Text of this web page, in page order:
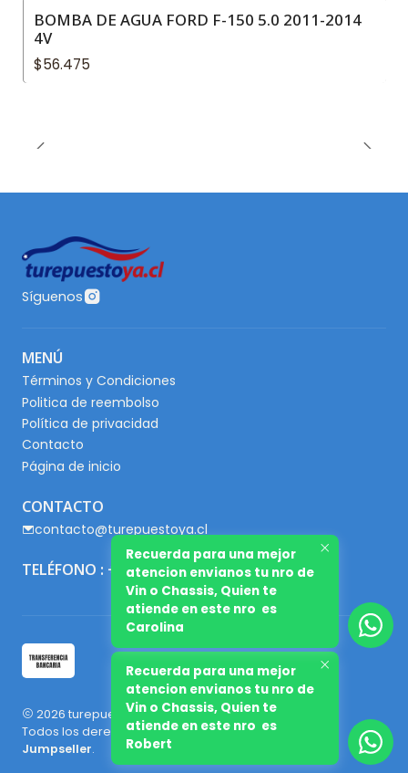
BOMBA DE AGUA FORD F-150 5.0 2011-2014
4V
$56.475
Síguenos
MENÚ
Términos y Condiciones
Politica de reembolso
Política de privacidad
Contacto
Página de inicio
CONTACTO
contacto@turepuestoya.cl
TELÉFONO : +56 9 65667345
2026 turepuestoya.cl.
Todos los derechos reservados.Desarrollado por
Jumpseller.
Recuerda para una mejor
atencion envianos tu nro de
Vin o Chassis, Quien te
atiende en este nro es
Robert
Recuerda para una mejor
atencion envianos tu nro de
Vin o Chassis, Quien te
atiende en este nro es
Carolina